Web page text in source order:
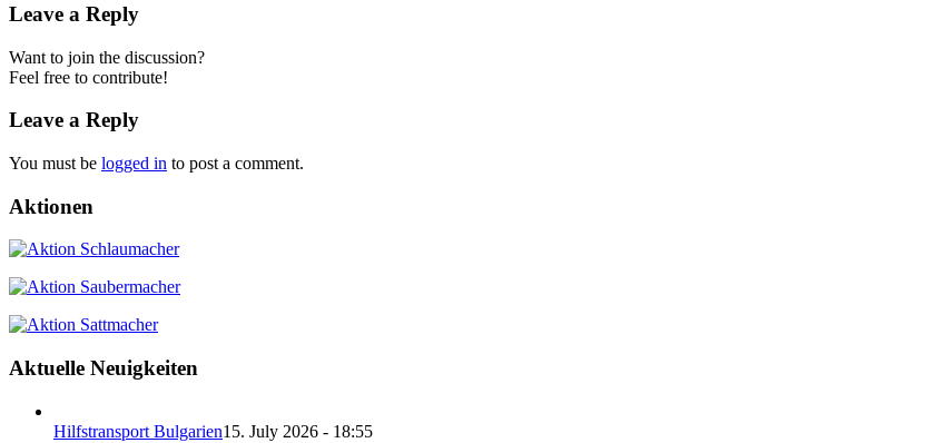
Leave a Reply
Want to join the discussion?
Feel free to contribute!
Leave a Reply
You must be logged in to post a comment.
Aktionen
Aktuelle Neuigkeiten
Hilfstransport Bulgarien15. July 2026 - 18:55